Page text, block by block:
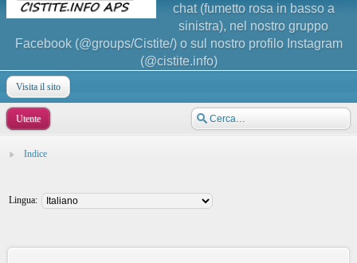
chat (fumetto rosa in basso a
sinistra), nel nostro gruppo
Facebook (@groups/Cistite/) o sul nostro profilo Instagram
(@cistite.info)
Visita il sito
Utente
Indice
Lingua: